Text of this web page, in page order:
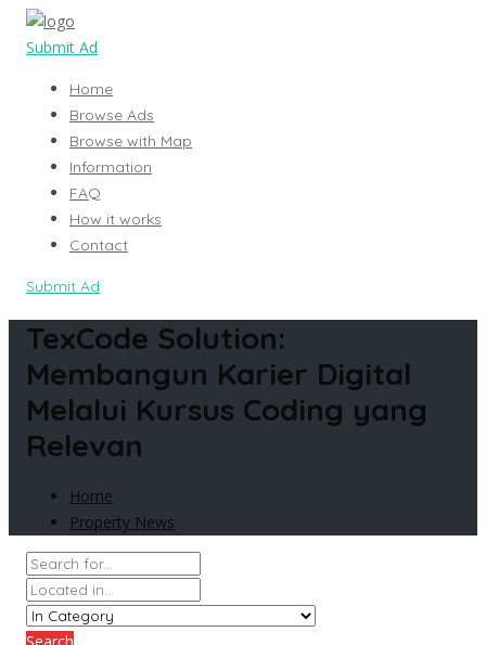
Submit Ad
Home
Browse Ads
Browse with Map
Information
FAQ
How it works
Contact
Submit Ad
TexCode Solution:
Membangun Karier Digital
Melalui Kursus Coding yang
Relevan
Home
Property News
Search